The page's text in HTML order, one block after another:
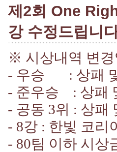
제2회 One
강 수정드립니
※ 시상내역 변
- 우승 : 상패
- 준우승 : 상패
- 공동 3위 : 상패
- 8강 : 한빛 코리
- 80팀 이하 시상